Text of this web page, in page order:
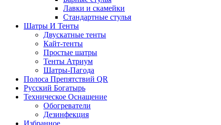
Лавки и скамейки
Стандартные стулья
Шатры И Тенты
Двускатные тенты
Кайт-тенты
Простые шатры
Тенты Атриум
Шатры-Пагода
Полоса Препятствий QR
Русский Богатырь
Техническое Оснащение
Обогреватели
Дезинфекция